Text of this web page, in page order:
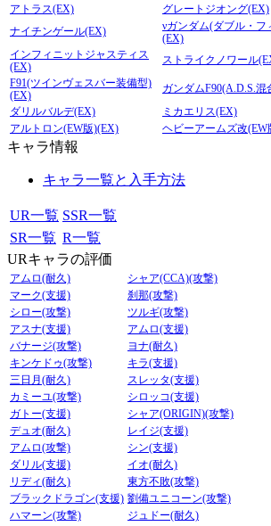
アトラス(EX)
グレートジオング(EX)
ナイチンゲール(EX)
νガンダム(ダブル・
(EX)
インフィニットジャスティス
(EX)
ストライクノワール
F91(ツインヴェスバー装備型)
(EX)
ガンダムF90(A.D.S.混
ダリルバルデ(EX)
ミカエリス(EX)
アルトロン(EW版)(EX)
ヘビーアームズ改(EW
キャラ情報
キャラ一覧と入手方法
UR一覧 SSR一覧
SR一覧 R一覧
URキャラの評価
アムロ(耐久)
シャア(CCA)(攻撃)
マーク(支援)
刹那(攻撃)
シロー(攻撃)
ツルギ(攻撃)
アスナ(支援)
アムロ(支援)
バナージ(攻撃)
ヨナ(耐久)
キンケドゥ(攻撃)
キラ(支援)
三日月(耐久)
スレッタ(支援)
カミーユ(攻撃)
シロッコ(支援)
ガトー(支援)
シャア(ORIGIN)(攻撃)
デュオ(耐久)
レイジ(支援)
アムロ(攻撃)
シン(支援)
ダリル(支援)
イオ(耐久)
リディ(耐久)
東方不敗(攻撃)
ブラックドラゴン(支援) 劉備ユニコーン(攻撃)
ハマーン(攻撃)
ジュドー(耐久)